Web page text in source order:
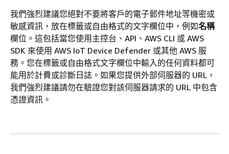
我們強烈建議您絕對不要將客戶的電子郵件地址等機密或
敏感資訊，放在標籤或自由格式的文字欄位中，例如名稱
欄位。這包括當您使用主控台、API、AWS CLI 或 AWS
SDK 來使用 AWS IoT Device Defender 或其他 AWS 服
務。您在標籤或自由格式文字欄位中輸入的任何資料都可
能用於計費或診斷日誌。如果您提供外部伺服器的 URL，
我們強烈建議請勿在驗證您對該伺服器請求的 URL 中包含
憑證資訊。